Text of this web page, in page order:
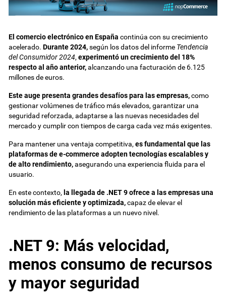
El comercio electrónico en España continúa con su crecimiento
acelerado. Durante 2024,según los datos del informe Tendencia
del Consumidor 2024,experimentó un crecimiento del 18%
respecto al año anterior,alcanzando una facturación de 6.125
millones de euros.
Este auge presenta grandes desafíos para las empresas,como
gestionar volúmenes de tráfico más elevados, garantizar una
seguridad reforzada, adaptarse a las nuevas necesidades del
mercado y cumplir con tiempos de carga cada vez más exigentes.
Para mantener una ventaja competitiva,es fundamental que las
plataformas de e-commerce adopten tecnologías escalables y
de alto rendimiento,asegurando una experiencia fluida para el
usuario.
En este contexto, la llegada de .NET 9 ofrece a las empresas una
solución más eficiente y optimizada,capaz de elevar el
rendimiento de las plataformas a un nuevo nivel.
.NET 9: Más velocidad,
menos consumo de recursos
y mayor seguridad